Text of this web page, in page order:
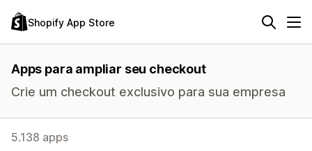
Shopify App Store
Apps para ampliar seu checkout
Crie um checkout exclusivo para sua empresa
5.138 apps